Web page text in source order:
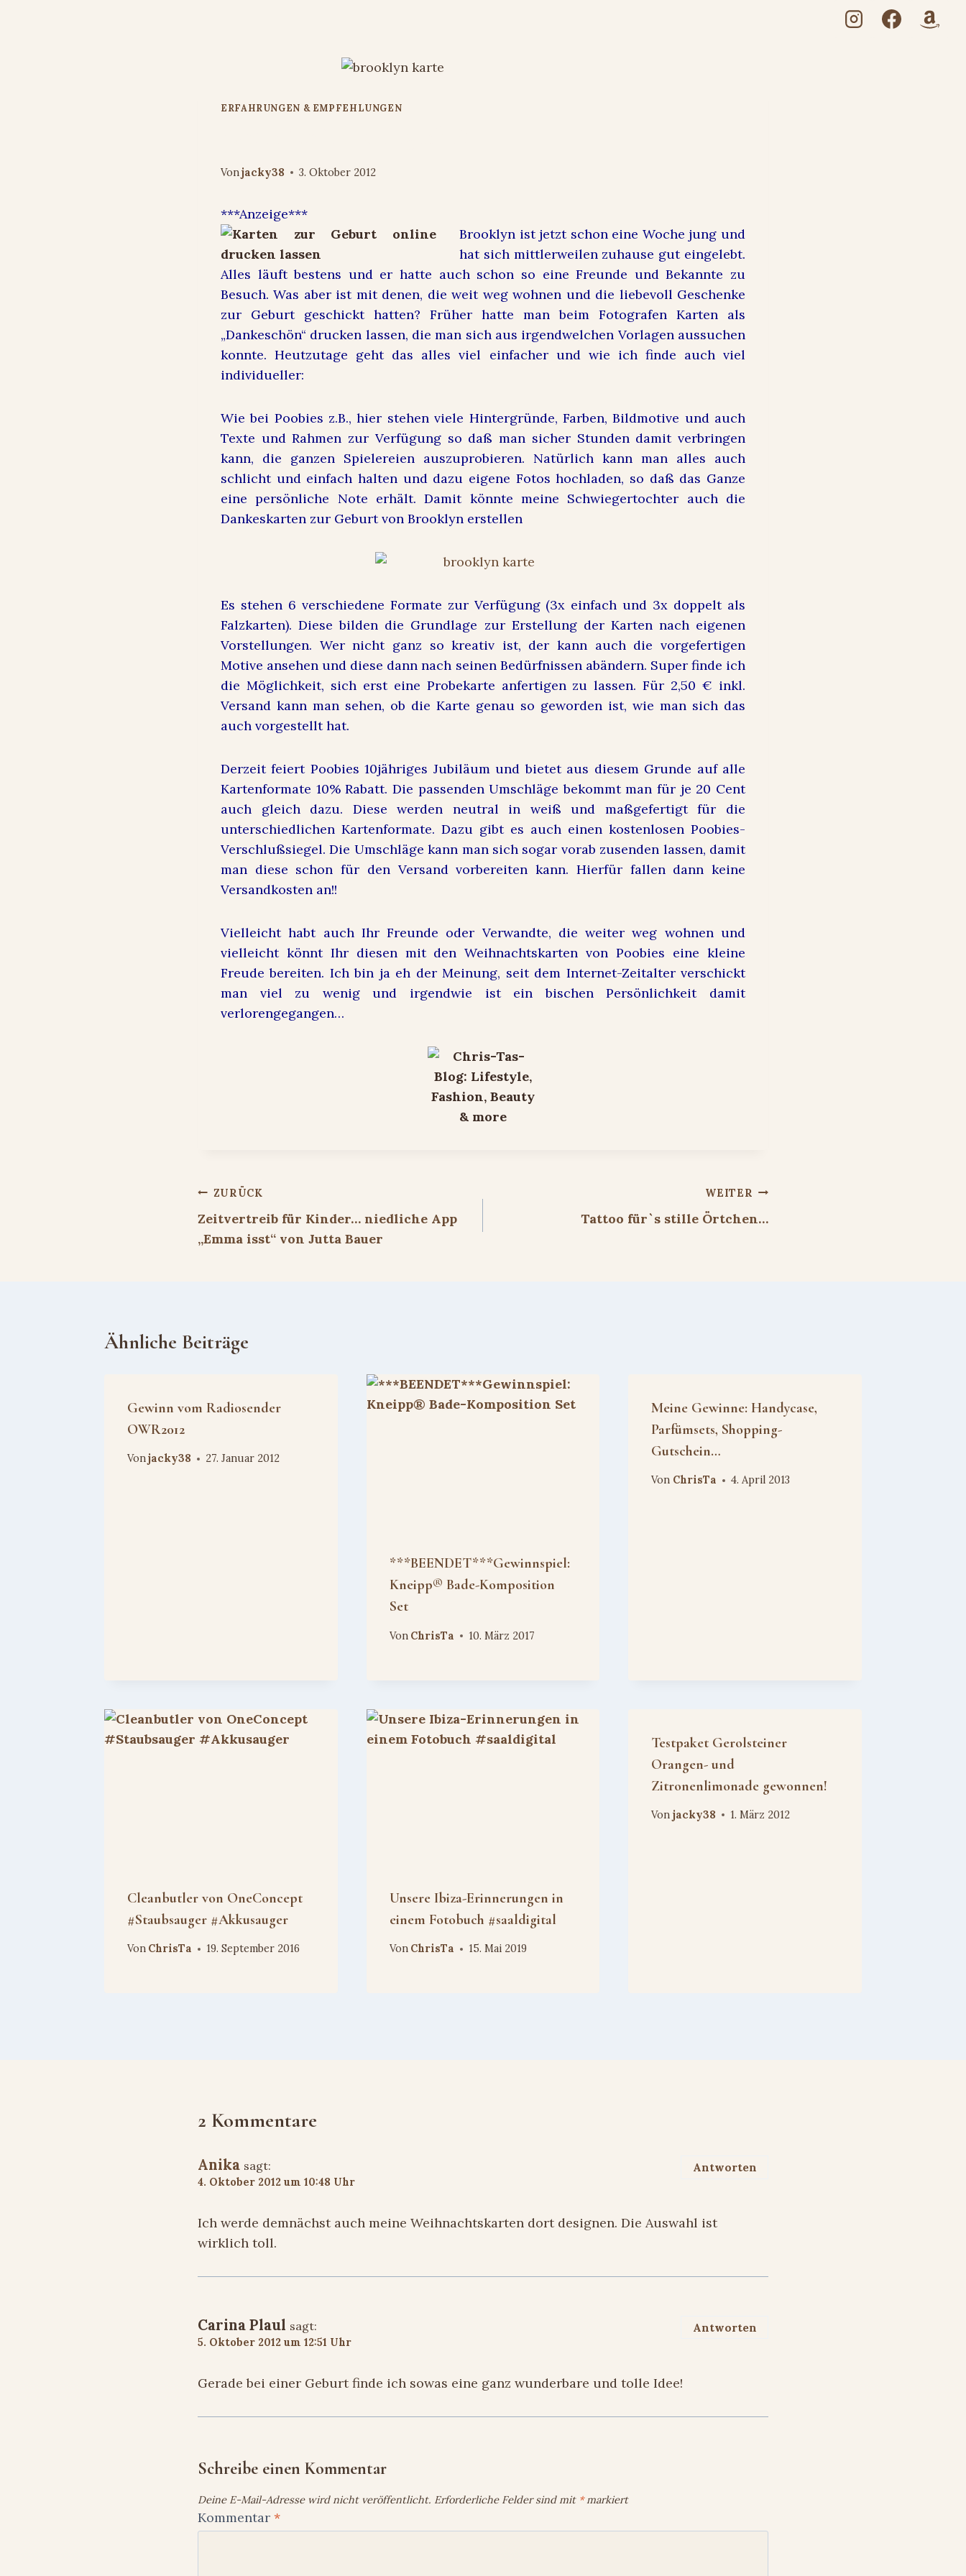
ERFAHRUNGEN & EMPFEHLUNGEN
Vonjacky38 3. Oktober 2012
***Anzeige***
Brooklyn ist jetzt schon eine Woche jung und
hat sich mittlerweilen zuhause gut eingelebt.
Alles läuft bestens und er hatte auch schon so eine Freunde und Bekannte zu
Besuch. Was aber ist mit denen, die weit weg wohnen und die liebevoll Geschenke
zur Geburt geschickt hatten? Früher hatte man beim Fotografen Karten als
„Dankeschön“ drucken lassen, die man sich aus irgendwelchen Vorlagen aussuchen
konnte. Heutzutage geht das alles viel einfacher und wie ich finde auch viel
individueller:
Wie bei Poobies z.B., hier stehen viele Hintergründe, Farben, Bildmotive und auch
Texte und Rahmen zur Verfügung so daß man sicher Stunden damit verbringen
kann, die ganzen Spielereien auszuprobieren. Natürlich kann man alles auch
schlicht und einfach halten und dazu eigene Fotos hochladen, so daß das Ganze
eine persönliche Note erhält. Damit könnte meine Schwiegertochter auch die
Dankeskarten zur Geburt von Brooklyn erstellen
Es stehen 6 verschiedene Formate zur Verfügung (3x einfach und 3x doppelt als
Falzkarten). Diese bilden die Grundlage zur Erstellung der Karten nach eigenen
Vorstellungen. Wer nicht ganz so kreativ ist, der kann auch die vorgefertigen
Motive ansehen und diese dann nach seinen Bedürfnissen abändern. Super finde ich
die Möglichkeit, sich erst eine Probekarte anfertigen zu lassen. Für 2,50 € inkl.
Versand kann man sehen, ob die Karte genau so geworden ist, wie man sich das
auch vorgestellt hat.
Derzeit feiert Poobies 10jähriges Jubiläum und bietet aus diesem Grunde auf alle
Kartenformate 10% Rabatt. Die passenden Umschläge bekommt man für je 20 Cent
auch gleich dazu. Diese werden neutral in weiß und maßgefertigt für die
unterschiedlichen Kartenformate. Dazu gibt es auch einen kostenlosen Poobies-
Verschlußsiegel. Die Umschläge kann man sich sogar vorab zusenden lassen, damit
man diese schon für den Versand vorbereiten kann. Hierfür fallen dann keine
Versandkosten an!!
Vielleicht habt auch Ihr Freunde oder Verwandte, die weiter weg wohnen und
vielleicht könnt Ihr diesen mit den Weihnachtskarten von Poobies eine kleine
Freude bereiten. Ich bin ja eh der Meinung, seit dem Internet-Zeitalter verschickt
man viel zu wenig und irgendwie ist ein bischen Persönlichkeit damit
verlorengegangen…
Beitragsnavigation
ZURÜCK
Zeitvertreib für Kinder… niedliche App
„Emma isst“ von Jutta Bauer
WEITER
Tattoo für`s stille Örtchen…
Ähnliche Beiträge
Gewinn vom Radiosender
OWR2012
Vonjacky38 27. Januar 2012
***BEENDET***Gewinnspiel:
Kneipp® Bade-Komposition
Set
Von ChrisTa 10. März 2017
Meine Gewinne: Handycase,
Parfümsets, Shopping-
Gutschein…
Von ChrisTa 4. April 2013
Cleanbutler von OneConcept
#Staubsauger #Akkusauger
Von ChrisTa 19. September 2016
Unsere Ibiza-Erinnerungen in
einem Fotobuch #saaldigital
Von ChrisTa 15. Mai 2019
Testpaket Gerolsteiner
Orangen- und
Zitronenlimonade gewonnen!
Von jacky38 1. März 2012
2 Kommentare
Anika sagt:
4. Oktober 2012 um 10:48 Uhr
Ich werde demnächst auch meine Weihnachtskarten dort designen. Die Auswahl ist
wirklich toll.
Antworten
Carina Plaul sagt:
5. Oktober 2012 um 12:51 Uhr
Gerade bei einer Geburt finde ich sowas eine ganz wunderbare und tolle Idee!
Antworten
Schreibe einen Kommentar
Deine E-Mail-Adresse wird nicht veröffentlicht. Erforderliche Felder sind mit *markiert
Kommentar *